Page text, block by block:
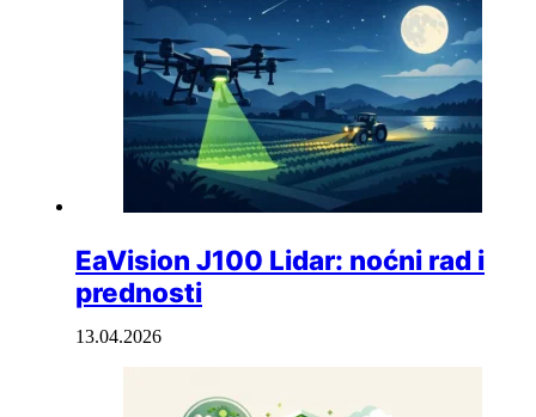
EaVision J100 Lidar: noćni rad i
prednosti
13.04.2026